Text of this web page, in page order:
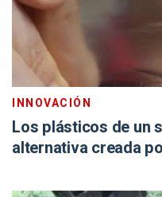
INNOVACIÓN
Los plásticos de un
alternativa creada